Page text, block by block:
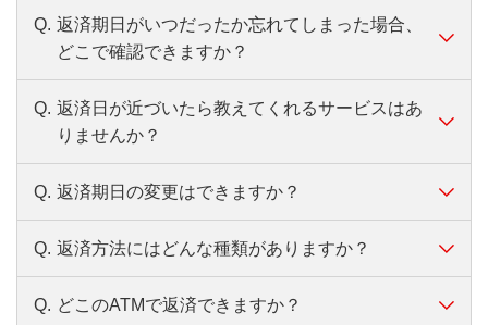
Q. 返済期日がいつだったか忘れてしまった場合、
どこで確認できますか？
A. 以下の方法でご確認いただけます。
バンクイックアプリでのご確認
ダウンロードはこちらから（
バンクイックアプリについて、くわしくはこ
Q. 返済日が近づいたら教えてくれるサービスはあ
りませんか？
A. バンクイックアプリをダウンロード、または
「Eメールサービス」をご登録いただくと、
返済期日の3営業日前にアプリ内通知または
メールでお知らせします。
Q. 返済期日の変更はできますか？
A. 可能です。第二リテールアカウント支店専用
ダイヤル「0120-76-5919」（音声自動応答）
まで、ご連絡をお願いします。
Q. 返済方法にはどんな種類がありますか？
A. バンクイックの返済方法には、「当行普通預
Q. どこのATMで返済できますか？